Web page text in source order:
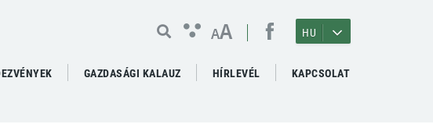
AA HU
GAZDASÁGI KALAUZ HÍRLEVÉL KAPCSOLAT